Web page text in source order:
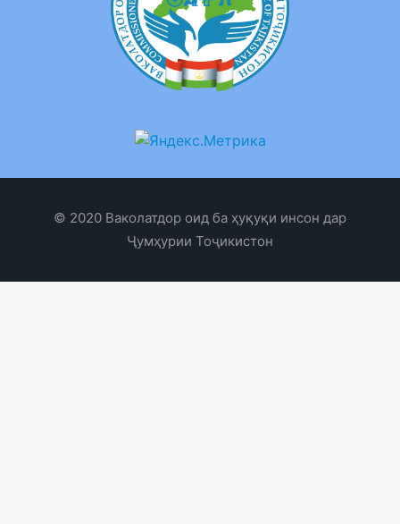
© 2020 Ваколатдор оид ба ҳуқуқи инсон дар
Ҷумҳурии Тоҷикистон